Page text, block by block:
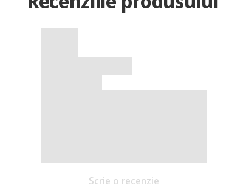
Scrie o recenzie